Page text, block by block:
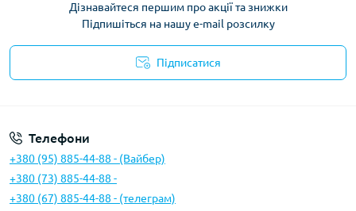
Дізнавайтеся першим про акції та знижки
Підпишіться на нашу e-mail розсилку
Підписатися
Телефони
+380 (95) 885-44-88 - (Вайбер)
+380 (73) 885-44-88 -
+380 (67) 885-44-88 - (телеграм)